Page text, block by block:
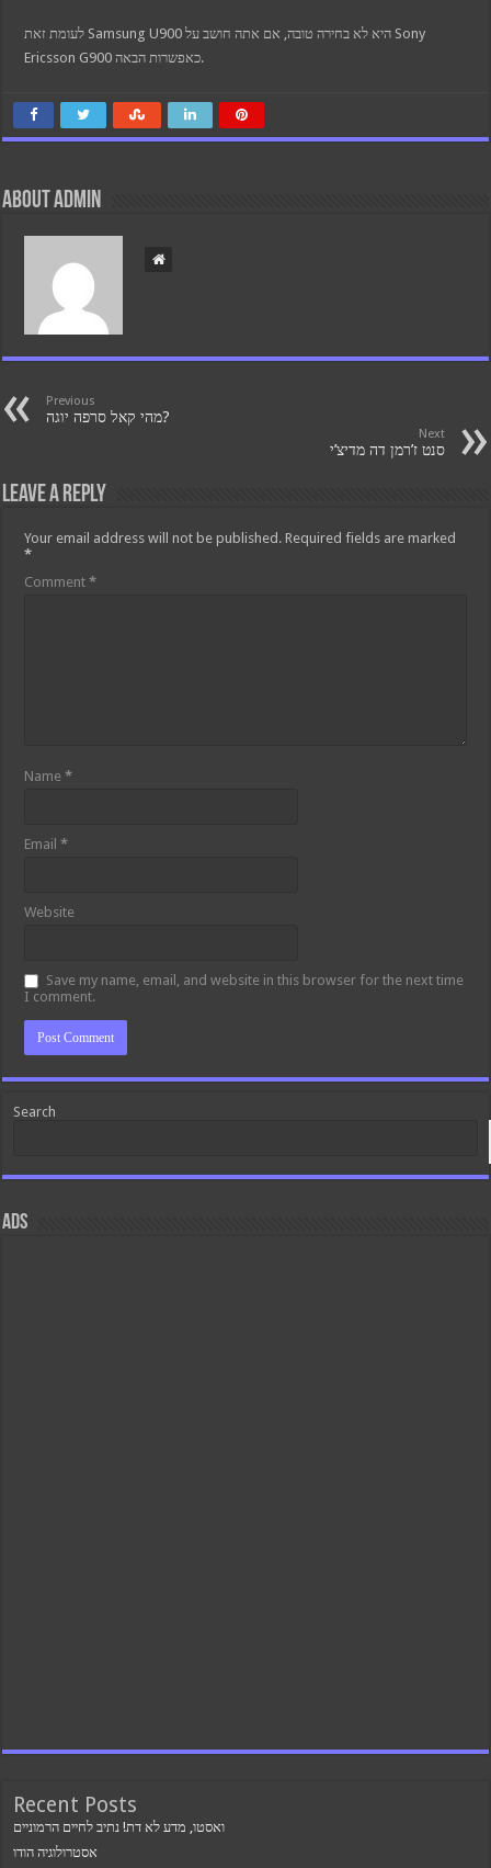
לעומת זאת Samsung U900 היא לא בחירה טובה, אם אתה חושב על Sony
Ericsson G900 כאפשרות הבאה.
About admin
Previous
מהי קאל סרפה יוגה?
Next
סנט ז’רמן דה מדיצ’י
Leave a Reply
Your email address will not be published. Required fields are marked
*
Comment*
Name*
Email*
Website
Save my name, email, and website in this browser for the next time
I comment.
Search
ads
Recent Posts
ואסטו, מדע לא דת! נתיב לחיים הרמוניים
אסטרולוגיה הודו